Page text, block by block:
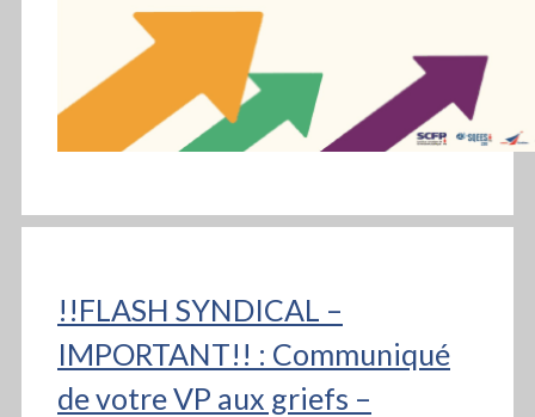
!!FLASH SYNDICAL –
IMPORTANT!! : Communiqué
de votre VP aux griefs –